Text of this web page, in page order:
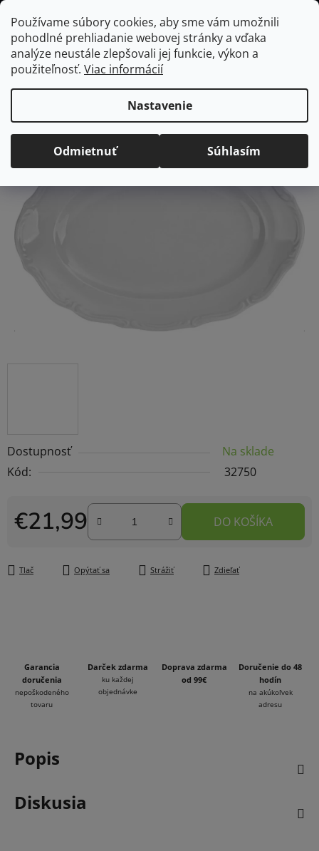
Používame súbory cookies, aby sme vám umožnili
pohodlné prehliadanie webovej stránky a vďaka
analýze neustále zlepšovali jej funkcie, výkon a
použiteľnosť. Viac informácií
Nastavenie
Odmietnuť Súhlasím
Prejsť
na
obsah
Hľadať
Domov
/ Vybavenie do jedálne Maria Teresa oval 38cm
Dostupnosť
Na sklade
Kód:
32750
€21,99
Jednotková cena:
DO KOŠÍKA
Tlač Opýtať sa Strážiť Zdieľať
Maria Teresa oval 38cm
hodnotenie
produktu
Podrobnosti hodnotenia
Garancia
doručenia
nepoškodeného
tovaru
Darček zdarma
ku každej
objednávke
Doprava zdarma
od 99€
Doručenie do 48
hodín
na akúkoľvek
adresu
Popis
Diskusia